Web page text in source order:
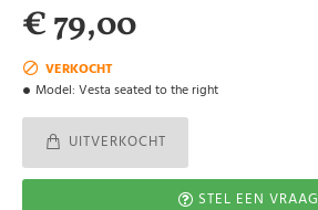
VERKOCHT
Model: Vesta seated to the right
€ 79,00
UITVERKOCHT
STEL EEN VRAAG